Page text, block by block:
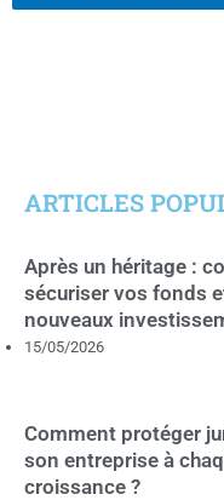
ARTICLES
Après un héritage :
sécuriser vos fonds
nouveaux
15/05/2026
Comment protéger
son entreprise à
croissance ?